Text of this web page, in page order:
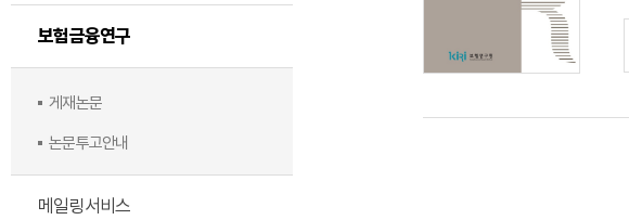
보험금융연구
게재논문
논문투고안내
메일링서비스